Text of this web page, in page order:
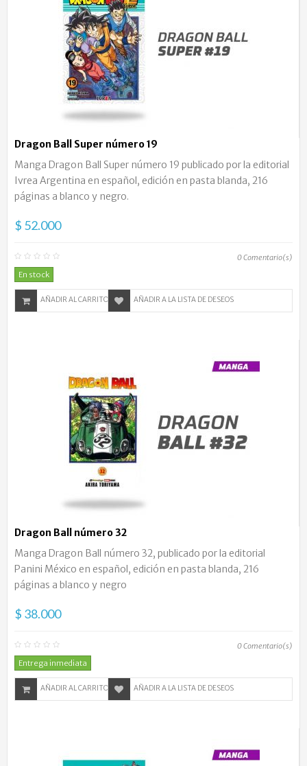
Dragon Ball Super número 19
Manga Dragon Ball Super número 19 publicado por la editorial
Ivrea Argentina en español, edición en pasta blanda, 216
páginas a blanco y negro.
$ 52.000
0Comentario(s)
En stock
AÑADIR AL CARRITO AÑADIR A LA LISTA DE DESEOS
Dragon Ball número 32
Manga Dragon Ball número 32, publicado por la editorial
Panini México en español, edición en pasta blanda, 216
páginas a blanco y negro
$ 38.000
0Comentario(s)
Entrega inmediata
AÑADIR AL CARRITO AÑADIR A LA LISTA DE DESEOS